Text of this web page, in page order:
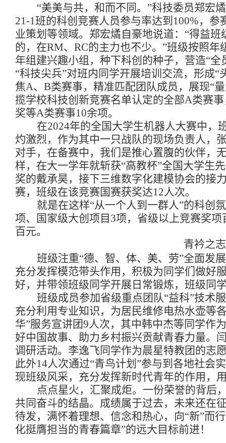
“美美与共，和而不同。”科技委员郑宏燏
21-1班的科创竞赛人员参与率达到 100%，参
业策划等领域。郑宏燏自豪地说道：“得益班
的，在RM、 RC的主力也不少。”班级按照年
年组建兴趣小组，种下科创的种子，营造“
“科技尖兵”对班内同学开展培训交流，形成
焦A、 B类赛事，精准匹配团队成员，展现“
揽学校科技创新竞赛名单认定的全部A类赛
奖等A类赛事10余项。
在2024年的全国大学生机器人大赛中，
灼激烈，作为其中一只战队的现场负责人，
对手，在备赛中，我们是推心置腹的伙伴，
样，在大一学年就斩获“高教杯”全国大学生
奖的戴承昊，接下三维数字化建模协会的接
赛，班级在该竞赛国赛获奖达12 人次。
就是在这样“从一个人到一群人”的科创
项、国家级大创项目 3项，省级以上竞赛奖
百元。
青衿之
班级注重“德、智、体、美、劳”全面发
充分发挥模范带头作用，积极为同学们做好
好，并带领班级同学开展日常锻炼，班级同
班级成员参加省级重点团队“益科”技术
充分利用专业知识，为居民维修电热水壶等
华”服务宣讲团9 人次，其中韩中杰等同学作
好中国故事、助力乡村振兴贡献青春力量。
调研活动。李逸飞同学作为晨星特教团的志
此外14人次通过“青鸟计划”参与到各地社会
现班级风采，充分发挥新时代青年的作用，
点点星火，汇聚成炬。一份荣誉的背后
共同奋斗的结晶。成绩属于过去，未来还在
待发，满怀着理想、信念和热心，向“新”而
化挺膺担当的青春篇章”的远大目标前进！